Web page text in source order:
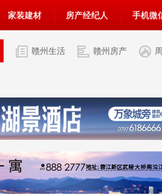
家装建材 房产经纪人 手机微
赣州生活 赣州房产